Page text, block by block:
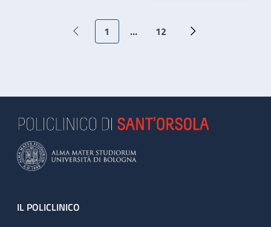
Paginazione
Pagina precedente
Pagina attuale
1 … Ultima pagina
12 Pagina successiva
Footer
IL POLICLINICO